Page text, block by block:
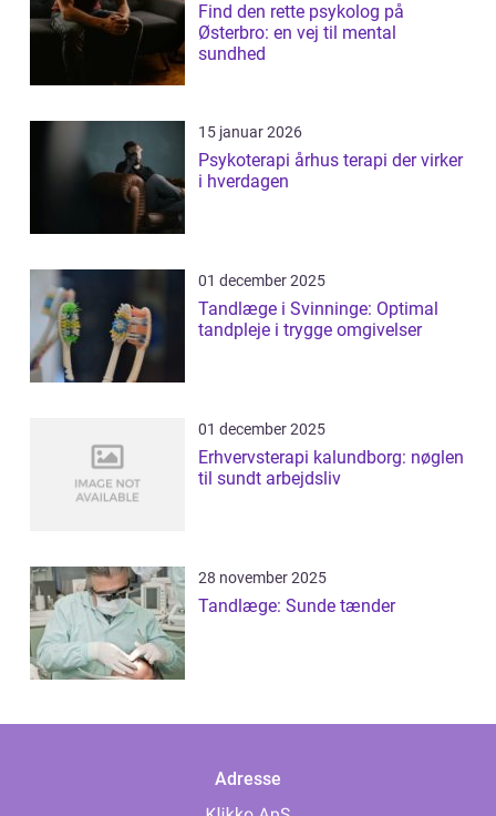
Find den rette psykolog på
Østerbro: en vej til mental
sundhed
15 januar 2026
Psykoterapi århus terapi der virker
i hverdagen
01 december 2025
Tandlæge i Svinninge: Optimal
tandpleje i trygge omgivelser
01 december 2025
Erhvervsterapi kalundborg: nøglen
til sundt arbejdsliv
28 november 2025
Tandlæge: Sunde tænder
Adresse